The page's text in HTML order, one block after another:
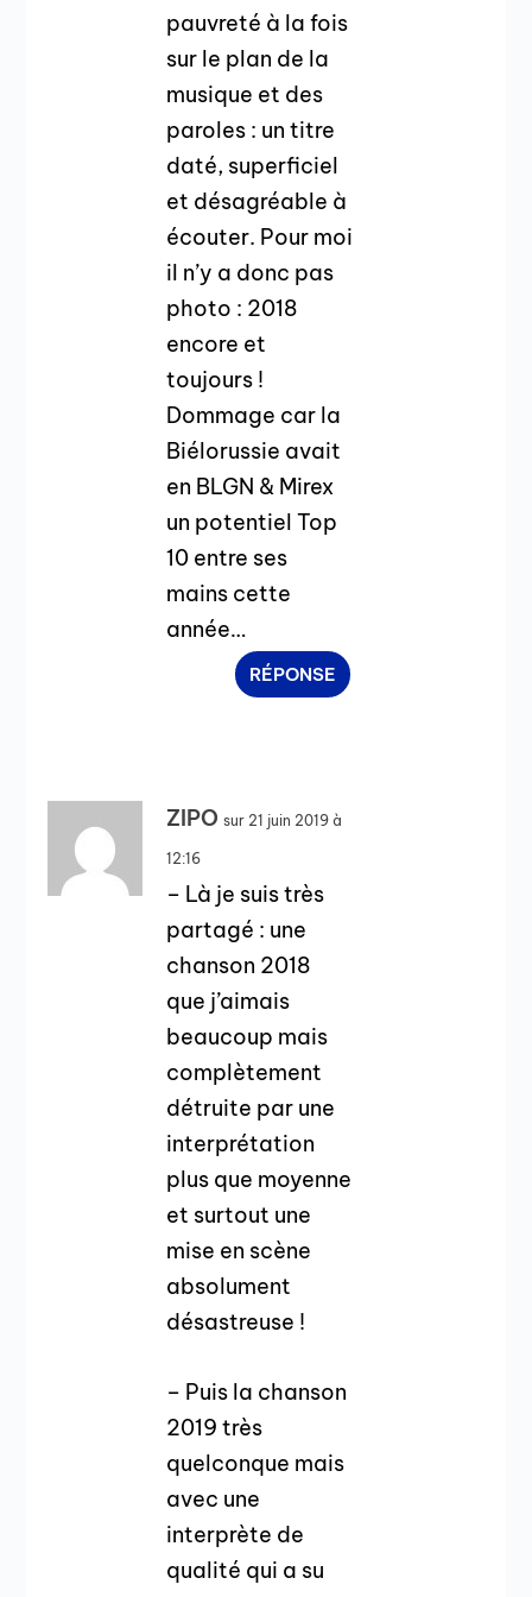
pauvreté à la fois
sur le plan de la
musique et des
paroles : un titre
daté, superficiel
et désagréable à
écouter. Pour moi
il n’y a donc pas
photo : 2018
encore et
toujours !
Dommage car la
Biélorussie avait
en BLGN & Mirex
un potentiel Top
10 entre ses
mains cette
année…
RÉPONSE
ZIPO sur 21 juin 2019 à
12:16
– Là je suis très
partagé : une
chanson 2018
que j’aimais
beaucoup mais
complètement
détruite par une
interprétation
plus que moyenne
et surtout une
mise en scène
absolument
désastreuse !
– Puis la chanson
2019 très
quelconque mais
avec une
interprète de
qualité qui a su